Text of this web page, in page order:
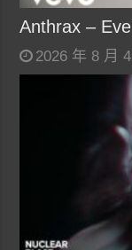
Anthrax –
2026 年 8 月 4